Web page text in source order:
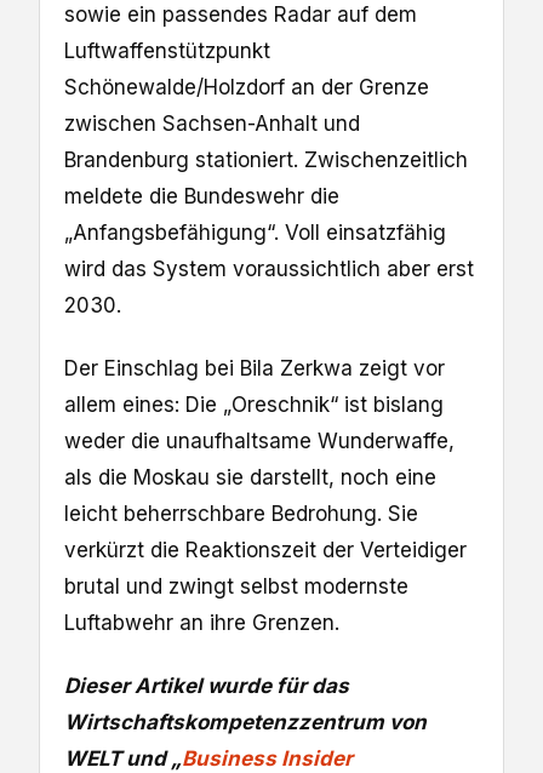
sowie ein passendes Radar auf dem
Luftwaffenstützpunkt
Schönewalde/Holzdorf an der Grenze
zwischen Sachsen-Anhalt und
Brandenburg stationiert. Zwischenzeitlich
meldete die Bundeswehr die
„Anfangsbefähigung“. Voll einsatzfähig
wird das System voraussichtlich aber erst
2030.
Der Einschlag bei Bila Zerkwa zeigt vor
allem eines: Die „Oreschnik“ ist bislang
weder die unaufhaltsame Wunderwaffe,
als die Moskau sie darstellt, noch eine
leicht beherrschbare Bedrohung. Sie
verkürzt die Reaktionszeit der Verteidiger
brutal und zwingt selbst modernste
Luftabwehr an ihre Grenzen.
Dieser Artikel wurde für das
Wirtschaftskompetenzzentrum von
WELT und „Business Insider